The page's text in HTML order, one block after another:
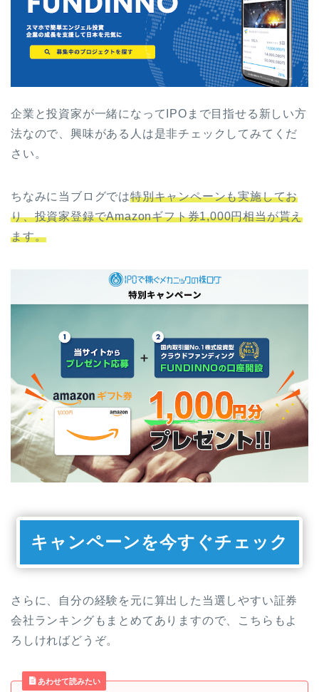
企業と投資家が一緒になってIPOまで目指せる新しい方
法なので、興味がある人は是非チェックしてみてくだ
さい。
ちなみに当ブログでは特別キャンペーンも実施してお
り、投資家登録でAmazonギフト券1,000円相当が貰え
ます。
キャンペーンを今すぐチェック
さらに、自分の経験を元に算出した当選しやすい証券
会社ランキングもまとめてありますので、こちらもよ
ろしければどうぞ。
あわせて読みたい